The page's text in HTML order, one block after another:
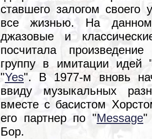
ставшего залогом своего
все жизнью. На
джазовые и
посчитала
группу в имитации идей
"Yes". В 1977-м вновь
ввиду музыкальных
вместе с басистом
его партнер по "Message"
Бор.